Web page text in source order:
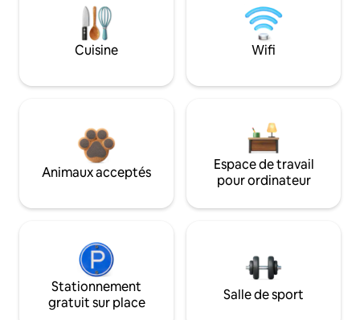
Cuisine Wifi
Animaux acceptés
Espace de travail
pour ordinateur
Stationnement
gratuit sur place
Salle de sport